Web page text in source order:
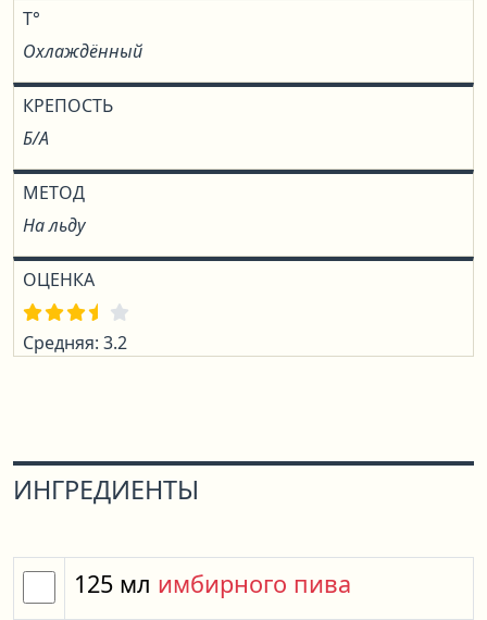
T°
Охлаждённый
КРЕПОСТЬ
Б/А
МЕТОД
На льду
ОЦЕНКА
Средняя: 3.2
ИНГРЕДИЕНТЫ
125 мл имбирного пива